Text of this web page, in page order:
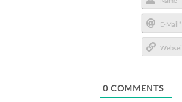
Name*
E-
Mail*
0 COMMENTS